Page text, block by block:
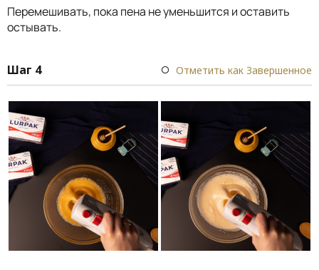
Перемешивать, пока пена не уменьшится и оставить
остывать.
Шаг 4 Отметить как Завершенное